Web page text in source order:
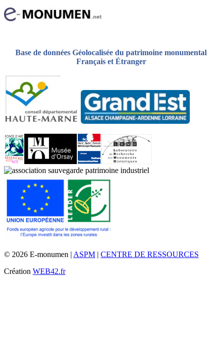
Base de données Géolocalisée du patrimoine monumental
Français et Étranger
© 2026 E-monumen | ASPM | CENTRE DE RESSOURCES
Création WEB42.fr